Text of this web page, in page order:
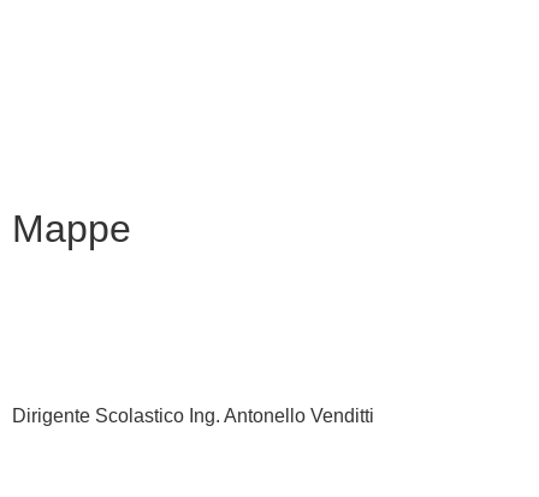
Mappe
Dirigente Scolastico Ing. Antonello Venditti